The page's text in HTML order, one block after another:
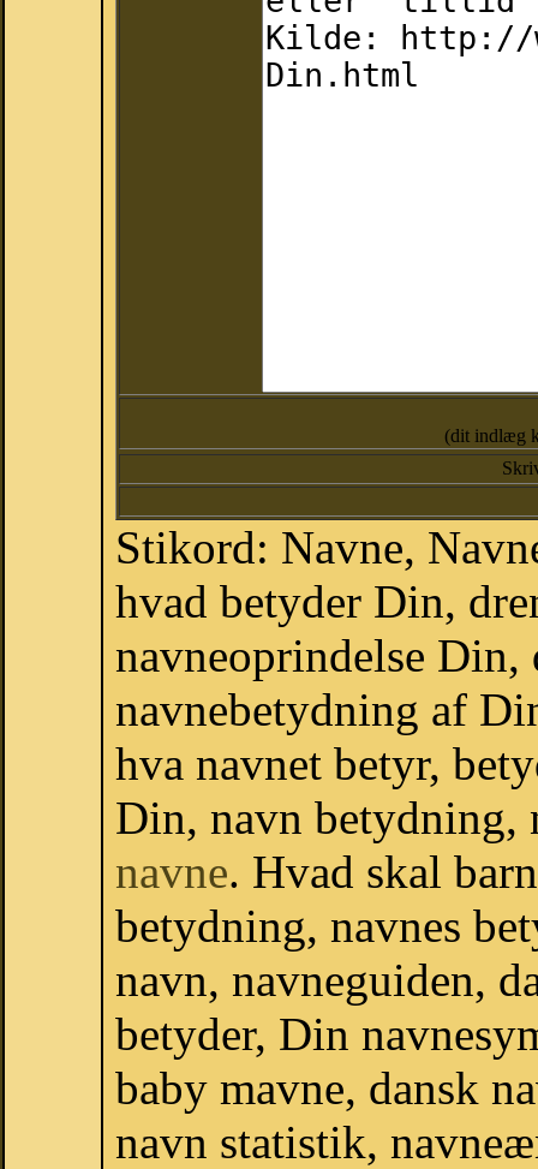
(dit indlæg
Stikord: Navne,
hvad betyder Din,
navneoprindelse
navnebetydning af
hva navnet betyr,
Din, navn betydning,
navne. Hvad skal
betydning, navnes
navn, navneguiden,
betyder, Din
baby mavne, dansk
navn statistik,